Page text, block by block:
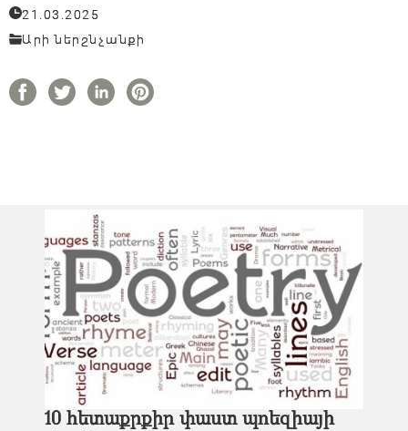
21.03.2025
Արի ներշնչանքի
10 հետաքրքիր փաստ պոեզիայի